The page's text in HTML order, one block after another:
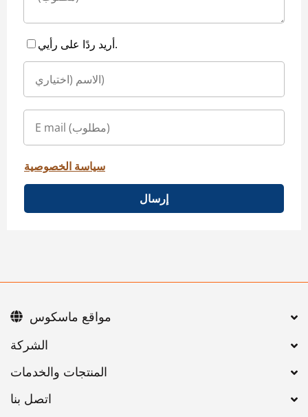
أريد ردًا على رأيي.
سياسة الخصوصية
إرسال
اتصل بنا
مواقع ماسكوس